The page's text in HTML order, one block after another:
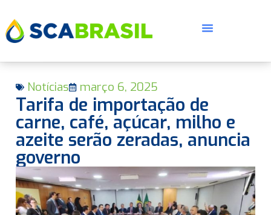
Notícias março 6, 2025
Tarifa de importação de
carne, café, açúcar, milho e
azeite serão zeradas, anuncia
governo